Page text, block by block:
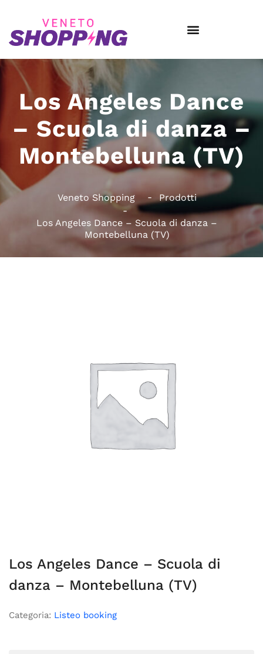
Los Angeles Dance
– Scuola di danza –
Montebelluna (TV)
Veneto Shopping Prodotti
Los Angeles Dance – Scuola di danza –
Montebelluna (TV)
Los Angeles Dance – Scuola di
danza – Montebelluna (TV)
Categoria: Listeo booking